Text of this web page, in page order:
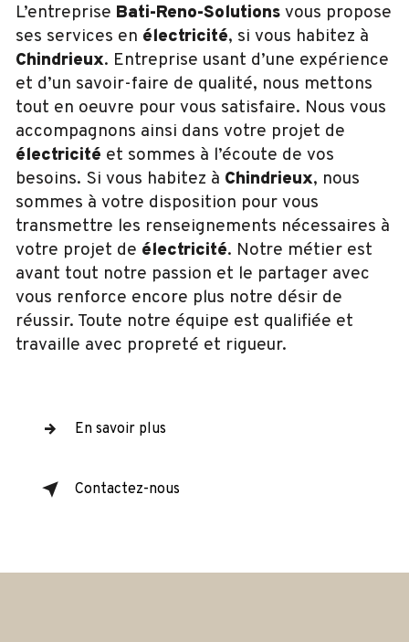
L’entreprise Bati-Reno-Solutions vous propose
ses services en électricité, si vous habitez à
Chindrieux. Entreprise usant d’une expérience
et d’un savoir-faire de qualité, nous mettons
tout en oeuvre pour vous satisfaire. Nous vous
accompagnons ainsi dans votre projet de
électricité et sommes à l’écoute de vos
besoins. Si vous habitez à Chindrieux, nous
sommes à votre disposition pour vous
transmettre les renseignements nécessaires à
votre projet de électricité. Notre métier est
avant tout notre passion et le partager avec
vous renforce encore plus notre désir de
réussir. Toute notre équipe est qualifiée et
travaille avec propreté et rigueur.
En savoir plus
Contactez-nous